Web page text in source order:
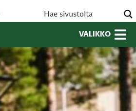
VALIKKO